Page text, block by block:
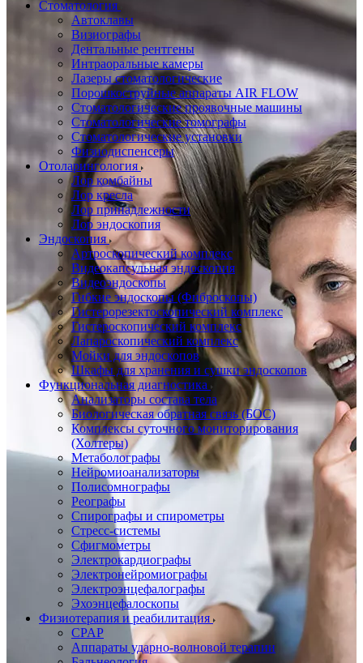
Стоматология
Автоклавы
Визиографы
Дентальные рентгены
Интраоральные камеры
Лазеры стоматологические
Порошкоструйные аппараты AIR FLOW
Стоматологические проявочные машины
Стоматологические томографы
Стоматологические установки
Физиодиспенсеры
Отоларингология
Лор комбайны
Лор кресла
Лор принадлежности
Лор эндоскопия
Эндоскопия
Артроскопический комплекс
Видеокапсульная эндоскопия
Видеоэндоскопы
Гибкие эндоскопы (Фиброcкопы)
Гистерорезектоскопический комплекс
Гистероскопический комплекс
Лапароскопический комплекс
Мойки для эндоскопов
Шкафы для хранения и сушки эндоскопов
Функциональная диагностика
Анализаторы состава тела
Биологическая обратная связь (БОС)
Комплексы суточного мониторирования
(Холтеры)
Метаболографы
Нейромиоанализаторы
Полисомнографы
Реографы
Спирографы и спирометры
Стресс-системы
Сфигмометры
Электрокардиографы
Электронейромиографы
Электроэнцефалографы
Эхоэнцефалоскопы
Физиотерапия и реабилитация
CPAP
Аппараты ударно-волновой терапии